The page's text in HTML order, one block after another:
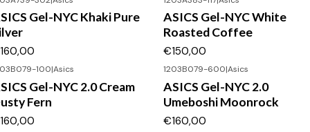
Gel-NYC Khaki Pure
ASICS Gel-NYC White
Roasted Coffee
€150,00
100|Asics
Gel-NYC 2.0 Cream
Fern
1203B079-600|Asics
ASICS Gel-NYC 2.0
Umeboshi Moonrock
€160,00